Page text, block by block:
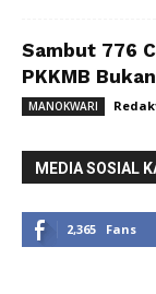
Sambut 776
PKKMB
MANOKWARI
MEDIA SOSIAL
2,365 Fans